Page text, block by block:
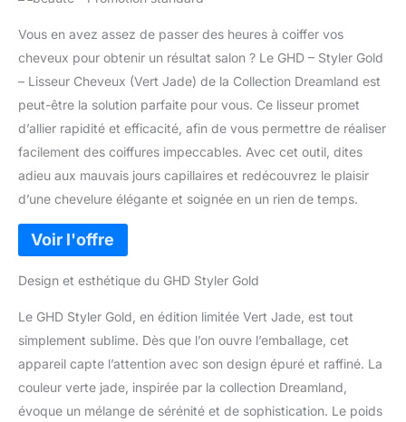
Vous en avez assez de passer des heures à coiffer vos
cheveux pour obtenir un résultat salon ? Le GHD – Styler Gold
– Lisseur Cheveux (Vert Jade) de la Collection Dreamland est
peut-être la solution parfaite pour vous. Ce lisseur promet
d’allier rapidité et efficacité, afin de vous permettre de réaliser
facilement des coiffures impeccables. Avec cet outil, dites
adieu aux mauvais jours capillaires et redécouvrez le plaisir
d’une chevelure élégante et soignée en un rien de temps.
Design et esthétique du GHD Styler Gold
Le GHD Styler Gold, en édition limitée Vert Jade, est tout
simplement sublime. Dès que l’on ouvre l’emballage, cet
appareil capte l’attention avec son design épuré et raffiné. La
couleur verte jade, inspirée par la collection Dreamland,
évoque un mélange de sérénité et de sophistication. Le poids